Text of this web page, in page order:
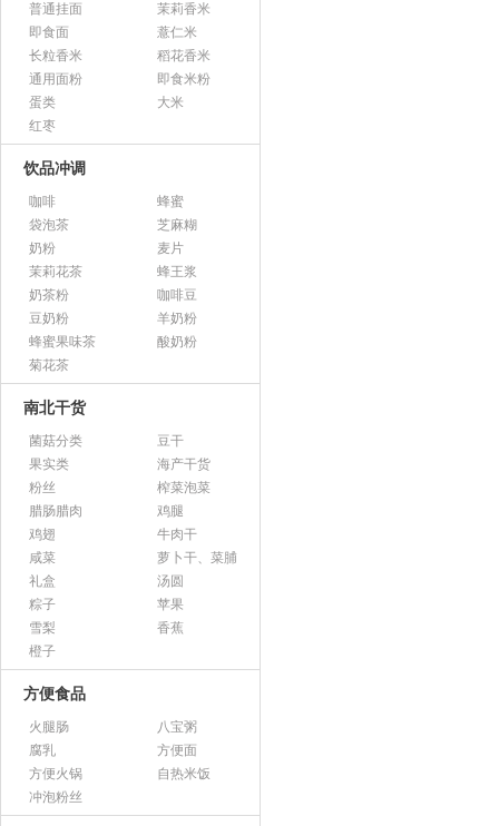
普通挂面
茉莉香米
即食面
薏仁米
长粒香米
稻花香米
通用面粉
即食米粉
蛋类
大米
红枣
饮品冲调
咖啡
蜂蜜
袋泡茶
芝麻糊
奶粉
麦片
茉莉花茶
蜂王浆
奶茶粉
咖啡豆
豆奶粉
羊奶粉
蜂蜜果味茶
酸奶粉
菊花茶
南北干货
菌菇分类
豆干
果实类
海产干货
粉丝
榨菜泡菜
腊肠腊肉
鸡腿
鸡翅
牛肉干
咸菜
萝卜干、菜脯
礼盒
汤圆
粽子
苹果
雪梨
香蕉
橙子
方便食品
火腿肠
八宝粥
腐乳
方便面
方便火锅
自热米饭
冲泡粉丝